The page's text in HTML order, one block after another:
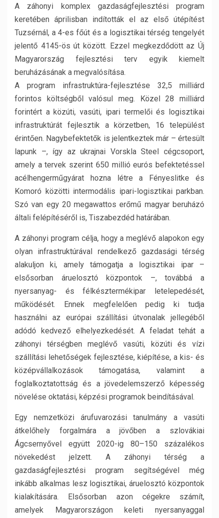
A záhonyi komplex gazdaságfejlesztési program
keretében áprilisban indították el az első útépítést
Tuzsérnál, a 4-es főút és a logisztikai térség tengelyét
jelentő 4145-ös út között. Ezzel megkezdődött az Új
Magyarország fejlesztési terv egyik kiemelt
beruházásának a megvalósítása.
A program infrastruktúra-fejlesztése 32,5 milliárd
forintos költségből valósul meg. Közel 28 milliárd
forintért a közúti, vasúti, ipari termelői és logisztikai
infrastruktúrát fejlesztik a körzetben, 16 települést
érintően. Nagybefektetők is jelentkeztek már – értesült
lapunk –, így az ukrajnai Vorskla Steel cégcsoport,
amely a tervek szerint 650 millió eurós befektetéssel
acélhengerműgyárat hozna létre a Fényeslitke és
Komoró közötti intermodális ipari-logisztikai parkban.
Szó van egy 20 megawattos erőmű magyar beruházó
általi felépítéséről is, Tiszabezdéd határában.
A záhonyi program célja, hogy a meglévő alapokon egy
olyan infrastruktúrával rendelkező gazdasági térség
alakuljon ki, amely támogatja a logisztikai ipar –
elsősorban áruelosztó központok –, továbbá a
nyersanyag- és félkésztermékipar letelepedését,
működését. Ennek megfelelően pedig ki tudja
használni az európai szállítási útvonalak jellegéből
adódó kedvező elhelyezkedését. A feladat tehát a
záhonyi térségben meglévő vasúti, közúti és vízi
szállítási lehetőségek fejlesztése, kiépítése, a kis- és
középvállalkozások támogatása, valamint a
foglalkoztatottság és a jövedelemszerző képesség
növelése oktatási, képzési programok beindításával.
Egy nemzetközi árufuvarozási tanulmány a vasúti
átkelőhely forgalmára a jövőben a szlovákiai
Ágcsernyővel együtt 2020-ig 80–150 százalékos
növekedést jelzett. A záhonyi térség a
gazdaságfejlesztési program segítségével még
inkább alkalmas lesz logisztikai, áruelosztó központok
kialakítására. Elsősorban azon cégekre számít,
amelyek Magyarországon keleti nyersanyaggal